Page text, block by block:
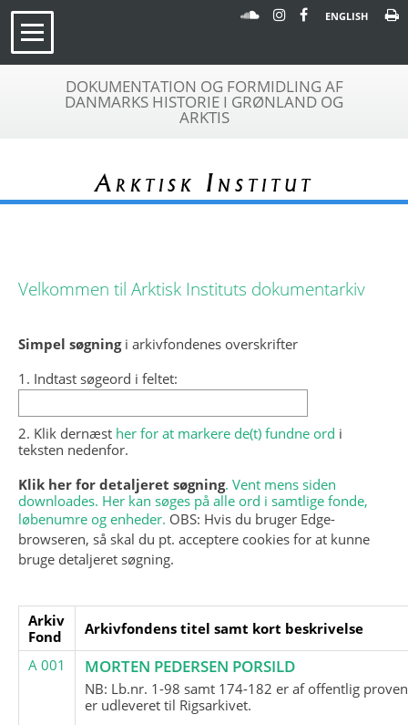
ENGLISH
DOKUMENTATION OG FORMIDLING AF
DANMARKS HISTORIE I GRØNLAND OG
ARKTIS
Arktisk Institut
Velkommen til Arktisk Instituts dokumentarkiv
Simpel søgningi arkivfondenes overskrifter
1. Indtast søgeord i feltet:
2. Klik dernæst her for at markere de(t) fundne ord i
teksten nedenfor.
Klik her for detaljeret søgning. Vent mens siden
downloades. Her kan søges på alle ord i samtlige fonde,
løbenumre og enheder. OBS: Hvis du bruger Edge-
browseren, så skal du pt. acceptere cookies for at kunne
bruge detaljeret søgning.
Arkiv
Fond
Arkivfondens titel samt kort beskrivelse
A 001
MORTEN PEDERSEN PORSILD
NB: Lb.nr. 1-98 samt 174-182 er af offentlig
er udleveret til Rigsarkivet.